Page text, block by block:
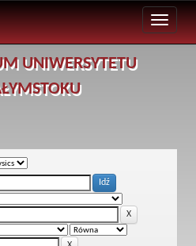
UNIWERSYTETU